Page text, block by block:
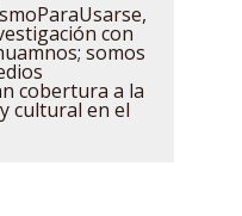
con
somos
cobertura a la
cultural en el